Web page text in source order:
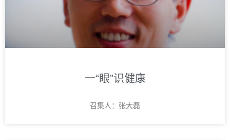
一“眼”识健康
召集人：张大磊